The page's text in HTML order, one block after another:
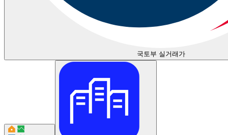
국토부 실거래가